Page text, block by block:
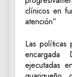
clínicos en
atención”
Las políticas
encargada
ejecutadas